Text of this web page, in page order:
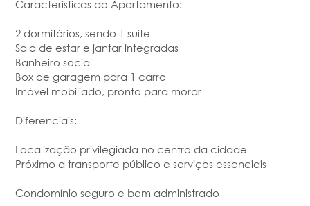
Características do Apartamento:
2 dormitórios, sendo 1 suíte
Sala de estar e jantar integradas
Banheiro social
Box de garagem para 1 carro
Imóvel mobiliado, pronto para morar
Diferenciais:
Localização privilegiada no centro da cidade
Próximo a transporte público e serviços essenciais
Condomínio seguro e bem administrado